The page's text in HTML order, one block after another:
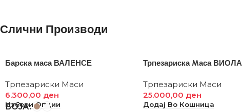
Слични Производи
Барска маса ВАЛЕНСЕ
Трпезариски Маси
6.300,00 ден
Избери Опции
БОЈА
Трпезариска Mаса ВИОЛА
Трпезариски Маси
25.000,00 ден
Додај Во Кошница